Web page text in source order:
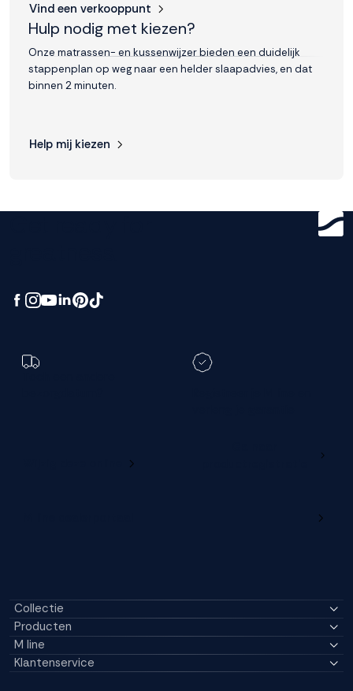
Vind een verkooppunt
Hulp nodig met kiezen?
Onze matrassen- en kussenwijzer bieden een duidelijk
stappenplan op weg naar een helder slaapadvies, en dat
binnen 2 minuten.
Help mij kiezen
Collectie
Producten
M line
Klantenservice